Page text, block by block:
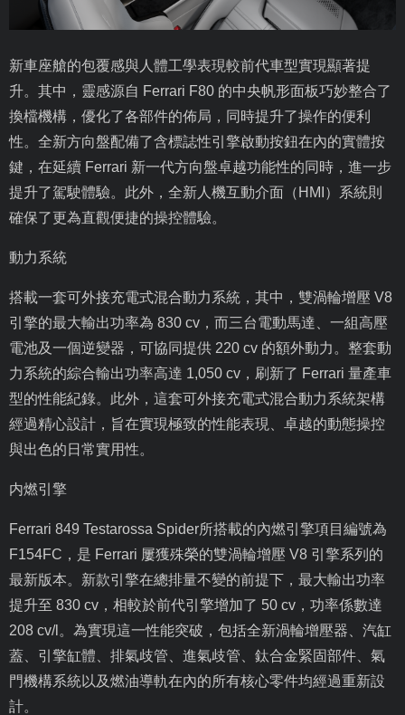
新車座艙的包覆感與人體工學表現較前代車型實現顯著提
升。其中，靈感源自 Ferrari F80 的中央帆形面板巧妙整合了
換檔機構，優化了各部件的佈局，同時提升了操作的便利
性。全新方向盤配備了含標誌性引擎啟動按鈕在內的實體按
鍵，在延續 Ferrari 新一代方向盤卓越功能性的同時，進一步
提升了駕駛體驗。此外，全新人機互動介面（ HMI ）系統則
確保了更為直觀便捷的操控體驗。
動力系統
搭載一套可外接充電式混合動力系統，其中，雙渦輪增壓 V8
引擎的最大輸出功率為 830 cv ，而三台電動馬達、一組高壓
電池及一個逆變器，可協同提供 220 cv 的額外動力。整套動
力系統的綜合輸出功率高達 1,050 cv ，刷新了 Ferrari 量產車
型的性能紀錄。此外，這套可外接充電式混合動力系統架構
經過精心設計，旨在實現極致的性能表現、卓越的動態操控
與出色的日常實用性。
内燃引擎
Ferrari 849 Testarossa Spider所搭載的內燃引擎項目編號為
F154FC ，是 Ferrari 屢獲殊榮的雙渦輪增壓 V8 引擎系列的
最新版本。新款引擎在總排量不變的前提下，最大輸出功率
提升至 830 cv ，相較於前代引擎增加了 50 cv ，功率係數達
208 cv/l 。為實現這一性能突破，包括全新渦輪增壓器、汽缸
蓋、引擎缸體、排氣歧管、進氣歧管、鈦合金緊固部件、氣
門機構系統以及燃油導軌在內的所有核心零件均經過重新設
計。